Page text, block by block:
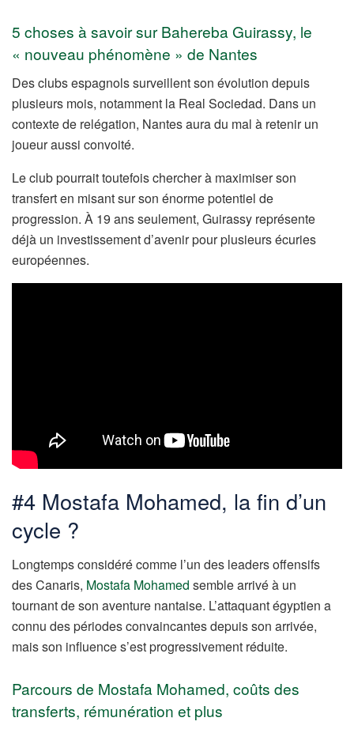
5 choses à savoir sur Bahereba Guirassy, le
« nouveau phénomène » de Nantes
Des clubs espagnols surveillent son évolution depuis
plusieurs mois, notamment la Real Sociedad. Dans un
contexte de relégation, Nantes aura du mal à retenir un
joueur aussi convoité.
Le club pourrait toutefois chercher à maximiser son
transfert en misant sur son énorme potentiel de
progression. À 19 ans seulement, Guirassy représente
déjà un investissement d’avenir pour plusieurs écuries
européennes.
#4 Mostafa Mohamed, la fin d’un
cycle ?
Longtemps considéré comme l’un des leaders offensifs
des Canaris, Mostafa Mohamed semble arrivé à un
tournant de son aventure nantaise. L’attaquant égyptien a
connu des périodes convaincantes depuis son arrivée,
mais son influence s’est progressivement réduite.
Parcours de Mostafa Mohamed, coûts des
transferts, rémunération et plus